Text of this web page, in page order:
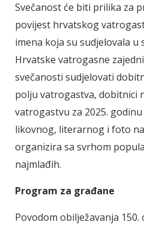
Svečanost će biti prilika za
povijest hrvatskog
imena koja su sudjelovala u
Hrvatske vatrogasne
svečanosti sudjelovati
polju vatrogastva, dobitnici
vatrogastvu za 2025.
likovnog, literarnog i foto
organizira sa svrhom
najmlađih.
Program za građane
Povodom obilježavanja